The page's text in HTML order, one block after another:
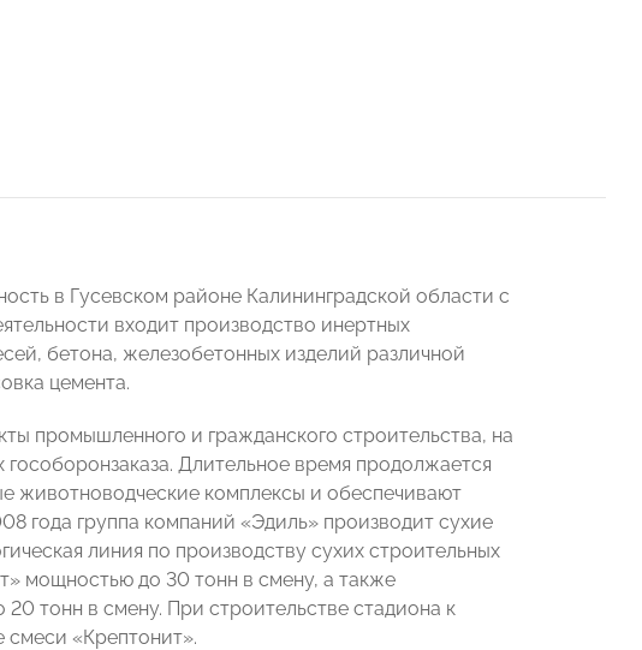
в Гусевском районе Калининградской области с
входит производство инертных
бетона, железобетонных изделий различной
цемента.
промышленного и гражданского строительства, на
Длительное время продолжается
животноводческие комплексы и обеспечивают
года группа компаний «Эдиль» производит сухие
линия по производству сухих строительных
мощностью до 30 тонн в смену, а также
тонн в смену. При строительстве стадиона к
смеси «Крептонит».